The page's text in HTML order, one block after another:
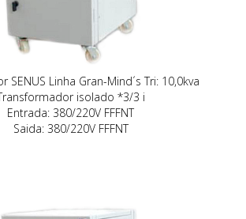
SENUS Linha Gran-Mind´s Tri: 10,0kva
isolado *3/3 i
Entrada: 380/220V FFFNT
Saida: 380/220V FFFNT